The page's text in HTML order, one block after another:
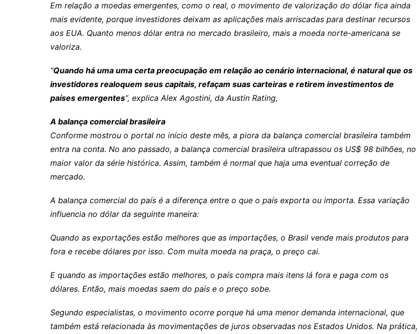
Em relação a moedas emergentes, como o real, o movimento de valorização do dólar fica ainda
mais evidente, porque investidores deixam as aplicações mais arriscadas para destinar recursos
aos EUA. Quanto menos dólar entra no mercado brasileiro, mais a moeda norte-americana se
valoriza.
“Quando há uma uma certa preocupação em relação ao cenário internacional, é natural que os
investidores realoquem seus capitais, refaçam suas carteiras e retirem investimentos de
países emergentes“, explica Alex Agostini, da Austin Rating,
A balança comercial brasileira
Conforme mostrou o portal no início deste mês, a piora da balança comercial brasileira também
entra na conta. No ano passado, a balança comercial brasileira ultrapassou os US$ 98 bilhões, no
maior valor da série histórica. Assim, também é normal que haja uma eventual correção de
mercado.
A balança comercial do país é a diferença entre o que o país exporta ou importa. Essa variação
influencia no dólar da seguinte maneira:
Quando as exportações estão melhores que as importações, o Brasil vende mais produtos para
fora e recebe dólares por isso. Com muita moeda na praça, o preço cai.
E quando as importações estão melhores, o país compra mais itens lá fora e paga com os
dólares. Então, mais moedas saem do país e o preço sobe.
Segundo especialistas, o movimento ocorre porque há uma menor demanda internacional, que
também está relacionada às movimentações de juros observadas nos Estados Unidos. Na prática,